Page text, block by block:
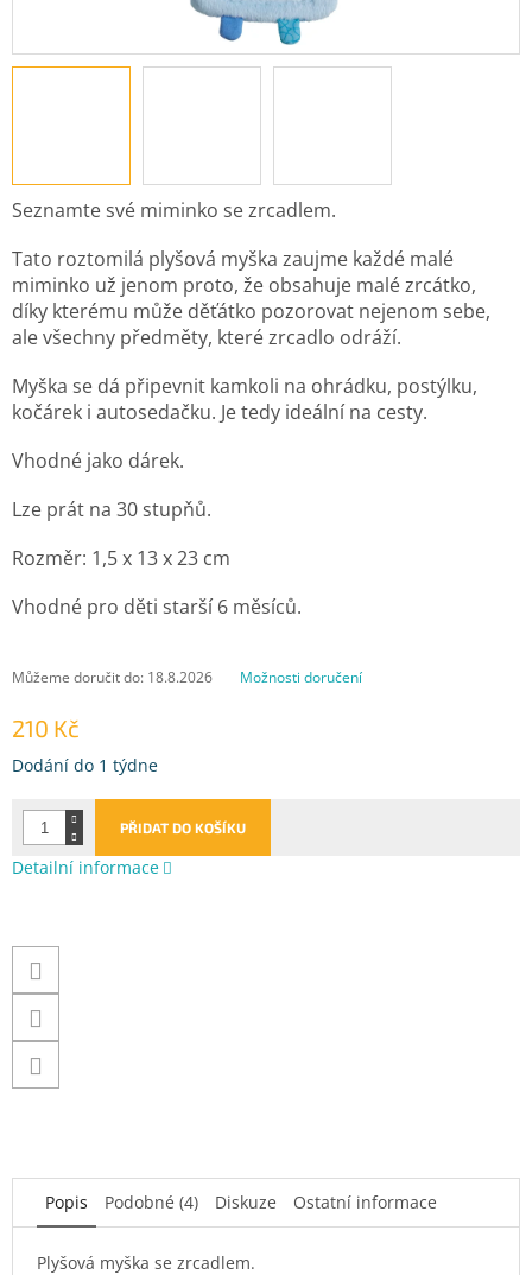
210 Kč
Měrná
Dodání do 1 týdne
Můžeme doručit do: 18.8.2026 Možnosti doručení
PŘIDAT DO KOŠÍKU
Seznamte své miminko se zrcadlem.
Tato roztomilá plyšová myška zaujme každé malé
miminko už jenom proto, že obsahuje malé zrcátko,
díky kterému může děťátko pozorovat nejenom sebe,
ale všechny předměty, které zrcadlo odráží.
Myška se dá připevnit kamkoli na ohrádku, postýlku,
kočárek i autosedačku. Je tedy ideální na cesty.
Vhodné jako dárek.
Lze prát na 30 stupňů.
Rozměr: 1,5 x 13 x 23 cm
Vhodné pro děti starší 6 měsíců.
Detailní informace
Popis Podobné (4) Diskuze Ostatní informace
Plyšová myška se zrcadlem.